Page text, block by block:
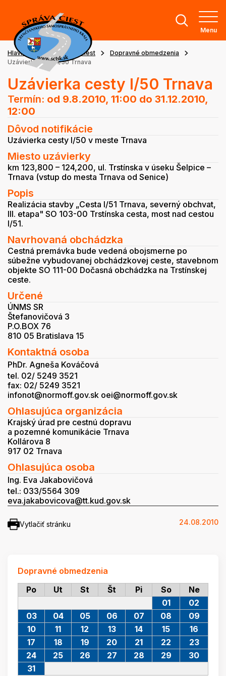
Menu
Hlavná stránka Stav ciest
Dopravné obmedzenia
Uzávierka cesty I/50 Trnava
Uzávierka cesty I/50 Trnava
Termín: od 9.8.2010, 11:00 do 31.12.2010,
12:00
Dôvod notifikácie
Uzávierka cesty I/50 v meste Trnava
Miesto uzávierky
km 123,800 – 124,200, ul. Trstínska v úseku Šelpice –
Trnava (vstup do mesta Trnava od Senice)
Popis
Realizácia stavby „Cesta I/51 Trnava, severný obchvat,
III. etapa" SO 103-00 Trstínska cesta, most nad cestou
I/51.
Navrhovaná obchádzka
Cestná premávka bude vedená obojsmerne po
súbežne vybudovanej obchádzkovej ceste, stavebnom
objekte SO 111-00 Dočasná obchádzka na Trstínskej
ceste.
Určené
ÚNMS SR
Štefanovičová 3
P.O.BOX 76
810 05 Bratislava 15
Kontaktná osoba
PhDr. Agneša Kováčová
tel. 02/ 5249 3521
fax: 02/ 5249 3521
infonot@normoff.gov.sk oei@normoff.gov.sk
Ohlasujúca organizácia
Krajský úrad pre cestnú dopravu
a pozemné komunikácie Trnava
Kollárova 8
917 02 Trnava
Ohlasujúca osoba
Ing. Eva Jakabovičová
tel.: 033/5564 309
eva.jakabovicova@tt.kud.gov.sk
Vytlačiť stránku 24.08.2010
Dopravné obmedzenia
Po
Ut St Št Pi So Ne
01
02
03
04 05 06 07 08
09
10
11 12 13 14 15
16
17
18 19 20 21 22
23
24
25 26 27 28 29
30
31